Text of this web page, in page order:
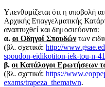
Υπενθυμίζεται ότι η υποβολή
Αρχικής Επαγγελματικής
αναπτυχθεί και δημοσιεύονται:
α. οι Οδηγοί Σπουδών των
(βλ. σχετικά: http://
spoudon-eidikotiton-iek-tou-n-
β. οι Κατάλογοι Ερωτήσεων
(βλ. σχετικά: https://
exams/trapeza_thematwn.